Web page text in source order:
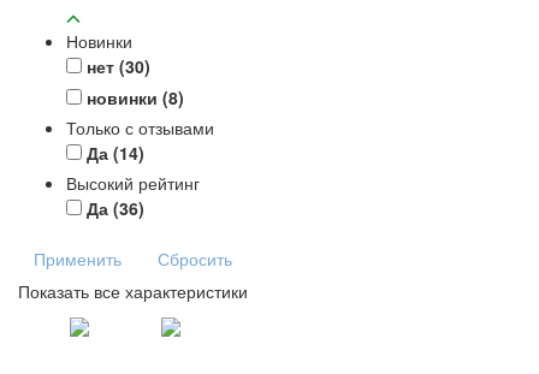
Новинки
нет (30)
новинки (8)
Только с отзывами
Да (14)
Высокий рейтинг
Да (36)
Применить
Сбросить
Показать все характеристики